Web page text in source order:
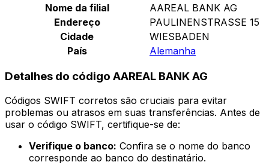
Nome da filial
AAREAL BANK AG
Endereço
PAULINENSTRASSE 15
Cidade
WIESBADEN
País
Alemanha
Detalhes do código AAREAL BANK AG
Códigos SWIFT corretos são cruciais para evitar
problemas ou atrasos em suas transferências. Antes de
usar o código SWIFT, certifique-se de:
Verifique o banco: Confira se o nome do banco
corresponde ao banco do destinatário.